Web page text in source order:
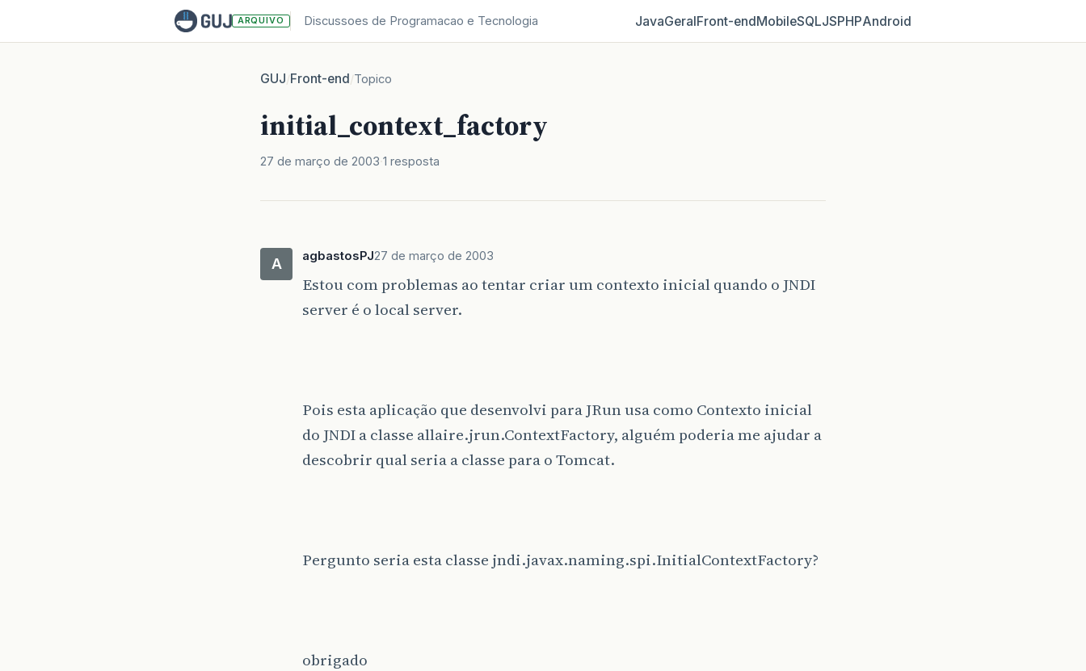
ARQUIVO Discussoes de Programacao e Tecnologia JavaGeralFront‑endMobileSQLJSPHPAndroid
GUJ/Front-end/Topico
initial_context_factory
27 de março de 2003 1 resposta
A agbastosPJ27 de março de 2003
Estou com problemas ao tentar criar um contexto inicial quando o JNDI
server é o local server.
Pois esta aplicação que desenvolvi para JRun usa como Contexto inicial
do JNDI a classe allaire.jrun.ContextFactory, alguém poderia me ajudar a
descobrir qual seria a classe para o Tomcat.
Pergunto seria esta classe jndi.javax.naming.spi.InitialContextFactory?
obrigado